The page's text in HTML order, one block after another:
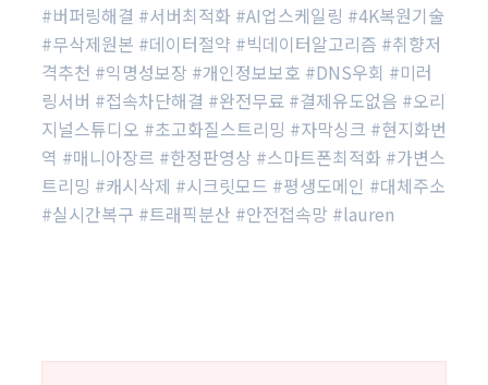
#버퍼링해결 #서버최적화 #AI업스케일링 #4K복원기술
#무삭제원본 #데이터절약 #빅데이터알고리즘 #취향저
격추천 #익명성보장 #개인정보보호 #DNS우회 #미러
링서버 #접속차단해결 #완전무료 #결제유도없음 #오리
지널스튜디오 #초고화질스트리밍 #자막싱크 #현지화번
역 #매니아장르 #한정판영상 #스마트폰최적화 #가변스
트리밍 #캐시삭제 #시크릿모드 #평생도메인 #대체주소
#실시간복구 #트래픽분산 #안전접속망 #lauren